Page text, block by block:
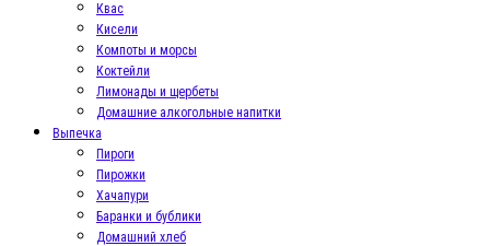
Квас
Кисели
Компоты и морсы
Коктейли
Лимонады и щербеты
Домашние алкогольные напитки
Выпечка
Пироги
Пирожки
Хачапури
Баранки и бублики
Домашний хлеб